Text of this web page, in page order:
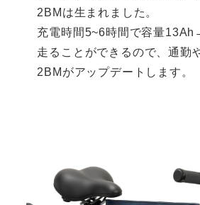
2BMは生まれました。
充電時間5~6時間で容量
走ることができるので、通勤
2BMがアップデートします。